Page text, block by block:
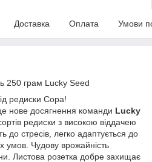
Доставка Оплата Умови
250 грам Lucky Seed
редиски Сора!
нове досягнення команди Lucky
редиски з високою віддачею
до стресів, легко адаптується до
умов. Чудову врожайність
Листова розетка добре захищає